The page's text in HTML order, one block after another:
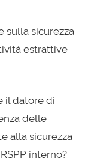
sulla sicurezza
estrattive
il datore di
delle
alla sicurezza
interno?